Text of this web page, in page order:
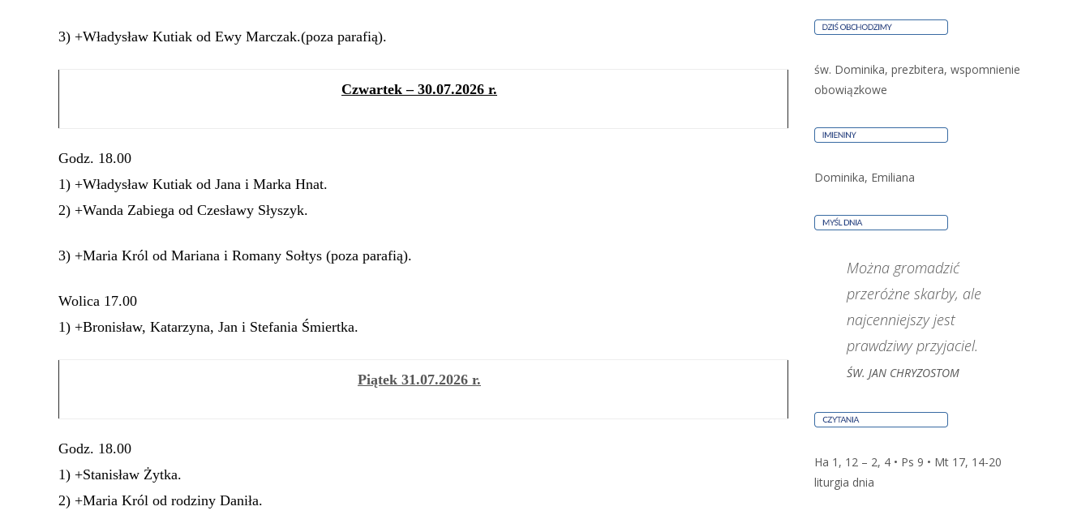
3) +Władysław Kutiak od Ewy Marczak.(poza parafią).
Czwartek – 30.07.2026 r.
Godz. 18.00
1) +Władysław Kutiak od Jana i Marka Hnat.
2) +Wanda Zabiega od Czesławy Słyszyk.
3) +Maria Król od Mariana i Romany Sołtys (poza parafią).
Wolica 17.00
1) +Bronisław, Katarzyna, Jan i Stefania Śmiertka.
Piątek 31.07.2026 r.
Godz. 18.00
1) +Stanisław Żytka.
2) +Maria Król od rodziny Daniła.
św. Dominika, prezbitera, wspomnienie
obowiązkowe
Dominika, Emiliana
Można gromadzić
przeróżne skarby, ale
najcenniejszy jest
prawdziwy przyjaciel.
ŚW. JAN CHRYZOSTOM
Ha 1, 12 – 2, 4 • Ps 9 • Mt 17, 14-20
liturgia dnia